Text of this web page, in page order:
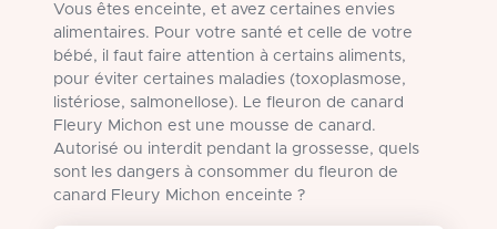
Vous êtes enceinte, et avez certaines envies
alimentaires. Pour votre santé et celle de votre
bébé, il faut faire attention à certains aliments,
pour éviter certaines maladies (toxoplasmose,
listériose, salmonellose). Le fleuron de canard
Fleury Michon est une mousse de canard.
Autorisé ou interdit pendant la grossesse, quels
sont les dangers à consommer du fleuron de
canard Fleury Michon enceinte ?